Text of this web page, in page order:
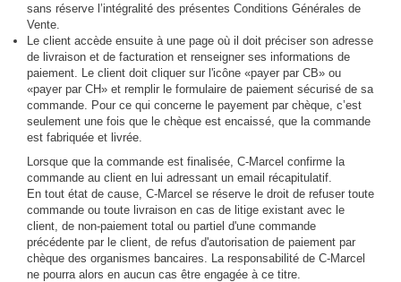
sans réserve l’intégralité des présentes Conditions Générales de
Vente.
Le client accède ensuite à une page où il doit préciser son adresse
de livraison et de facturation et renseigner ses informations de
paiement. Le client doit cliquer sur l'icône «payer par CB» ou
«payer par CH» et remplir le formulaire de paiement sécurisé de sa
commande. Pour ce qui concerne le payement par chèque, c’est
seulement une fois que le chèque est encaissé, que la commande
est fabriquée et livrée.
Lorsque que la commande est finalisée, C-Marcel confirme la
commande au client en lui adressant un email récapitulatif.
En tout état de cause, C-Marcel se réserve le droit de refuser toute
commande ou toute livraison en cas de litige existant avec le
client, de non-paiement total ou partiel d'une commande
précédente par le client, de refus d'autorisation de paiement par
chèque des organismes bancaires. La responsabilité de C-Marcel
ne pourra alors en aucun cas être engagée à ce titre.